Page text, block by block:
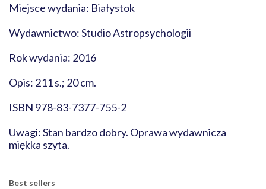
Miejsce wydania: Białystok
Wydawnictwo: Studio Astropsychologii
Rok wydania: 2016
Opis: 211 s.; 20 cm.
ISBN 978-83-7377-755-2
Uwagi: Stan bardzo dobry. Oprawa wydawnicza
miękka szyta.
Best sellers